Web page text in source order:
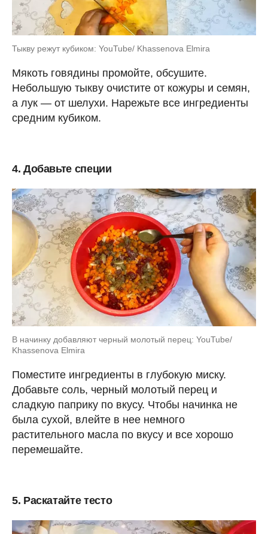
Тыкву режут кубиком: YouTube/ Khassenova Elmira
Мякоть говядины промойте, обсушите.
Небольшую тыкву очистите от кожуры и семян,
а лук — от шелухи. Нарежьте все ингредиенты
средним кубиком.
4. Добавьте специи
В начинку добавляют черный молотый перец: YouTube/
Khassenova Elmira
Поместите ингредиенты в глубокую миску.
Добавьте соль, черный молотый перец и
сладкую паприку по вкусу. Чтобы начинка не
была сухой, влейте в нее немного
растительного масла по вкусу и все хорошо
перемешайте.
5. Раскатайте тесто